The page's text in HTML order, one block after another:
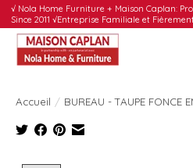
√ Nola Home Furniture + Maison Caplan:
Since 2011 √Entreprise Familiale et
Accueil / BUREAU - TAUPE FONCE